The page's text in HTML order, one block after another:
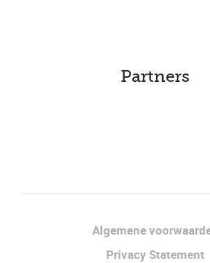
Partners
Algemene
Privacy Statement